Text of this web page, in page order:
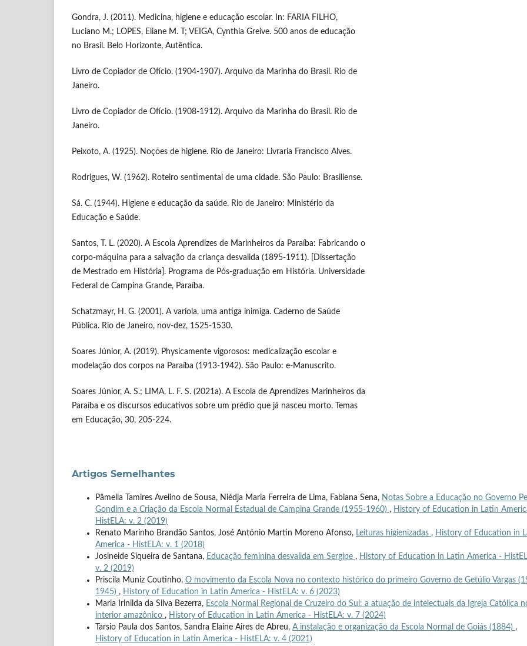
Gondra, J. (2011). Medicina, higiene e educação escolar. In: FARIA FILHO,
Luciano M.; LOPES, Eliane M. T; VEIGA, Cynthia Greive. 500 anos de educação
no Brasil. Belo Horizonte, Autêntica.
Livro de Copiador de Ofício. (1904-1907). Arquivo da Marinha do Brasil. Rio de
Janeiro.
Livro de Copiador de Ofício. (1908-1912). Arquivo da Marinha do Brasil. Rio de
Janeiro.
Peixoto, A. (1925). Noções de higiene. Rio de Janeiro: Livraria Francisco Alves.
Rodrigues, W. (1962). Roteiro sentimental de uma cidade. São Paulo: Brasiliense.
Sá. C. (1944). Higiene e educação da saúde. Rio de Janeiro: Ministério da
Educação e Saúde.
Santos, T. L. (2020). A Escola Aprendizes de Marinheiros da Paraíba: Fabricando o
corpo-máquina para a salvação da criança desvalida (1895-1911). [Dissertação
de Mestrado em História]. Programa de Pós-graduação em História. Universidade
Federal de Campina Grande, Paraíba.
Schatzmayr, H. G. (2001). A varíola, uma antiga inimiga. Caderno de Saúde
Pública. Rio de Janeiro, nov-dez, 1525-1530.
Soares Júnior, A. (2019). Physicamente vigorosos: medicalização escolar e
modelação dos corpos na Paraíba (1913-1942). São Paulo: e-Manuscrito.
Soares Júnior, A. S.; LIMA, L. F. S. (2021a). A Escola de Aprendizes Marinheiros da
Paraíba e os discursos educativos sobre um prédio que já nasceu morto. Temas
em Educação, 30, 205-224.
Artigos Semelhantes
Pâmella Tamires Avelino de Sousa, Niédja Maria Ferreira de Lima, Fabiana Sena, Notas Sobre a Educação no Governo
Gondim e a Criação da Escola Normal Estadual de Campina Grande (1955-1960) , History of Education in Latin
HistELA: v. 2 (2019)
Renato Marinho Brandão Santos, José António Martin Moreno Afonso, Leituras higienizadas , History of Education in
America - HistELA: v. 1 (2018)
Josineide Siqueira de Santana, Educação feminina desvalida em Sergipe , History of Education in Latin America -
v. 2 (2019)
Priscila Muniz Coutinho, O movimento da Escola Nova no contexto histórico do primeiro Governo de Getúlio Vargas
1945) , History of Education in Latin America - HistELA: v. 6 (2023)
Maria Irinilda da Silva Bezerra, Escola Normal Regional de Cruzeiro do Sul: a atuação de intelectuais da Igreja Católica
interior amazônico , History of Education in Latin America - HistELA: v. 7 (2024)
Tarsio Paula dos Santos, Sandra Elaine Aires de Abreu, A instalação e organização da Escola Normal de Goiás (1884) ,
History of Education in Latin America - HistELA: v. 4 (2021)